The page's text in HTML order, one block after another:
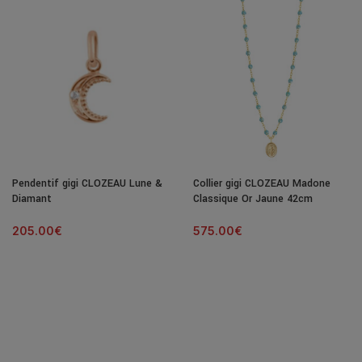
Pendentif gigi CLOZEAU Lune &
Diamant
205.00€
Collier gigi CLOZEAU Madone
Classique Or Jaune 42cm
575.00€